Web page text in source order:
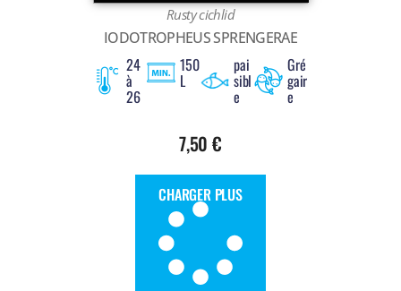
Rusty cichlid
IODOTROPHEUS SPRENGERAE
24
à
26
150
L
pai
sibl
e
Gré
gair
e
7,50€
CHARGER PLUS